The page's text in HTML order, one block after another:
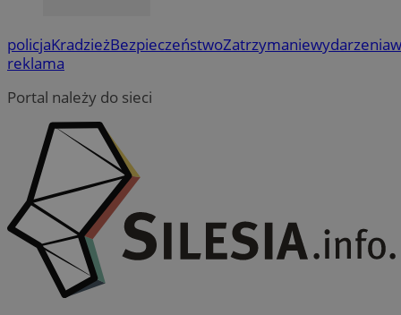
policjaKradzieżBezpieczeństwoZatrzymaniewydarzenia
reklama
Portal należy do sieci